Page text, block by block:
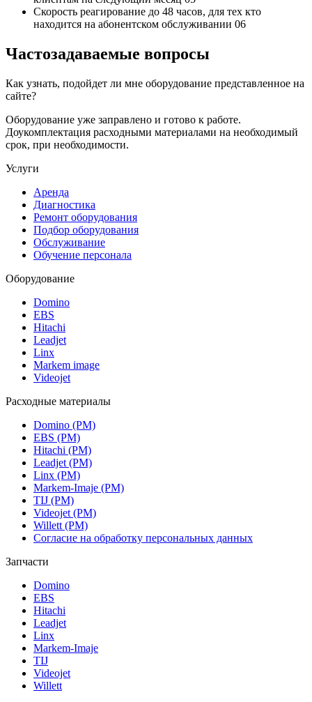
Скорость реагирование до 48 часов, для тех кто
находится на абонентском обслуживании 06
Частозадаваемые вопросы
Как узнать, подойдет ли мне оборудование представленное на
сайте?
Оборудование уже заправлено и готово к работе.
Доукомплектация расходными материалами на необходимый
срок, при необходимости.
Услуги
Аренда
Диагностика
Ремонт оборудования
Подбор оборудования
Обслуживание
Обучение персонала
Оборудование
Domino
EBS
Hitachi
Leadjet
Linx
Markem image
Videojet
Расходные материалы
Domino (РМ)
EBS (РМ)
Hitachi (РМ)
Leadjet (РМ)
Linx (РМ)
Markem-Imaje (РМ)
TIJ (РМ)
Videojet (РМ)
Willett (РМ)
Согласие на обработку персональных данных
Запчасти
Domino
EBS
Hitachi
Leadjet
Linx
Markem-Imaje
TIJ
Videojet
Willett